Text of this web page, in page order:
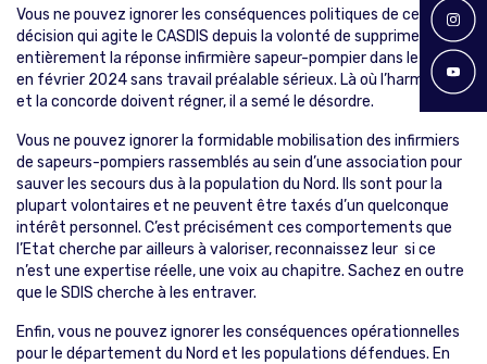
Vous ne pouvez ignorer les conséquences politiques de cette
décision qui agite le CASDIS depuis la volonté de supprimer
entièrement la réponse infirmière sapeur-pompier dans le Nord
en février 2024 sans travail préalable sérieux. Là où l’harmonie
et la concorde doivent régner, il a semé le désordre.
Vous ne pouvez ignorer la formidable mobilisation des infirmiers
de sapeurs-pompiers rassemblés au sein d’une association pour
sauver les secours dus à la population du Nord. Ils sont pour la
plupart volontaires et ne peuvent être taxés d’un quelconque
intérêt personnel. C’est précisément ces comportements que
l’Etat cherche par ailleurs à valoriser, reconnaissez leur si ce
n’est une expertise réelle, une voix au chapitre. Sachez en outre
que le SDIS cherche à les entraver.
Enfin, vous ne pouvez ignorer les conséquences opérationnelles
pour le département du Nord et les populations défendues. En